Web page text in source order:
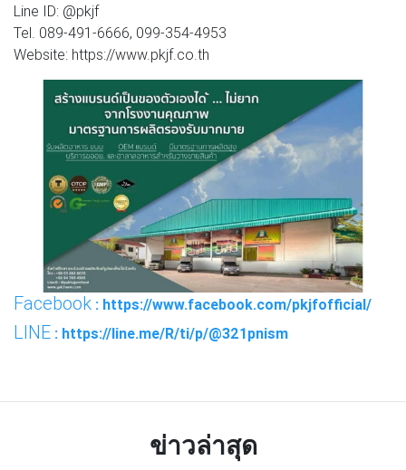
Line ID: @pkjf
Tel. 089-491-6666, 099-354-4953
Website: https://www.pkjf.co.th
Facebook : https://www.facebook.com/pkjfofficial/
LINE : https://line.me/R/ti/p/@321pnism
ข่าวล่าสุด